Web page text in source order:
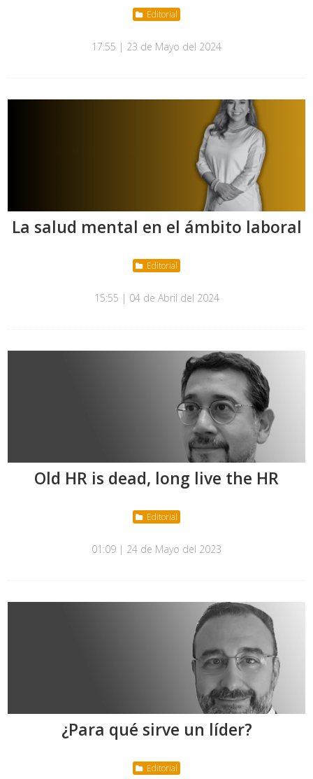
Editorial
17:55 | 23 de Mayo del 2024
La salud mental en el ámbito laboral
Editorial
15:55 | 04 de Abril del 2024
Old HR is dead, long live the HR
Editorial
01:09 | 24 de Mayo del 2023
¿Para qué sirve un líder?
Editorial